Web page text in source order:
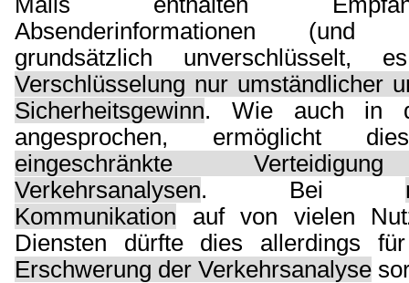
Absenderinformationen
grundsätzlich unverschlüsselt,
Verschlüsselung nur umständlicher
Sicherheitsgewinn. Wie auch in
angesprochen, ermöglicht
eingeschränkte
Verkehrsanalysen. Bei
Kommunikation auf von vielen
Diensten dürfte dies allerdings
Erschwerung der Verkehrsanalyse